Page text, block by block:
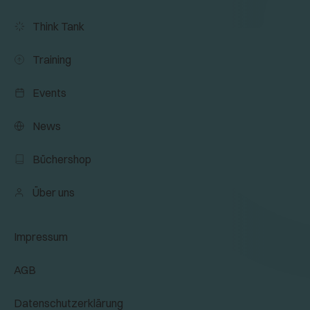
Think Tank
Training
Events
News
Büchershop
Über uns
Impressum
AGB
Datenschutzerklärung